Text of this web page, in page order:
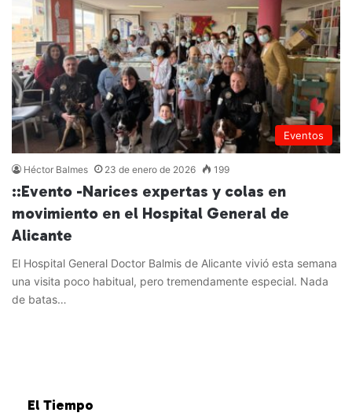
Eventos
Héctor Balmes 23 de enero de 2026 199
::Evento -Narices expertas y colas en
movimiento en el Hospital General de
Alicante
El Hospital General Doctor Balmis de Alicante vivió esta semana
una visita poco habitual, pero tremendamente especial. Nada
de batas…
El Tiempo